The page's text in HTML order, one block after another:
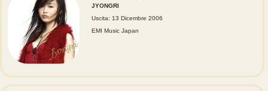
JYONGRI
Uscita: 13 Dicembre 2006
EMI Music Japan